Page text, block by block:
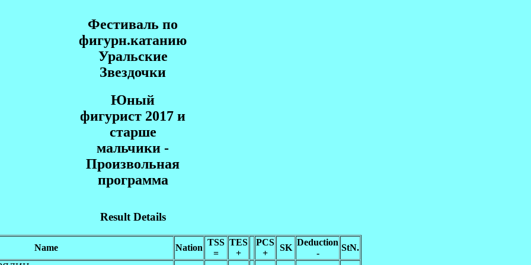
Фестиваль по
фигурн.катанию
Уральские
Звездочки
Юный
фигурист 2017 и
старше
мальчики -
Произвольная
программа
Result Details
Name Nation
TSS
=
TES
+
PCS
+
SK
Deduction
-
StN.